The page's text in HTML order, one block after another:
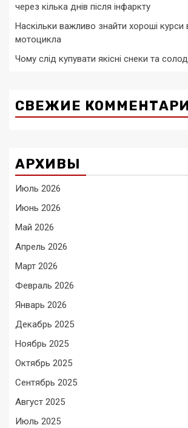
через кілька днів після інфаркту
Наскільки важливо знайти хороші курси
мотоцикла
Чому слід купувати якісні снеки та
СВЕЖИЕ
АРХИВЫ
Июль 2026
Июнь 2026
Май 2026
Апрель 2026
Март 2026
Февраль 2026
Январь 2026
Декабрь 2025
Ноябрь 2025
Октябрь 2025
Сентябрь 2025
Август 2025
Июль 2025